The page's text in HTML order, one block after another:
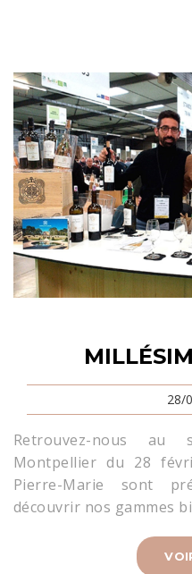
28/
Retrouvez-nous
Montpellier du 28
Pierre-Marie sont
découvrir nos gammes